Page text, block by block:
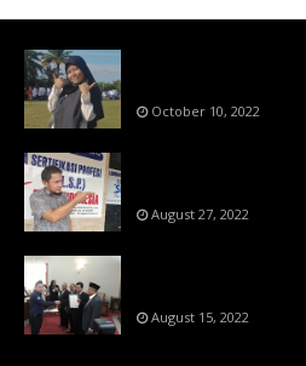
October 10, 2022
August 27, 2022
August 15, 2022